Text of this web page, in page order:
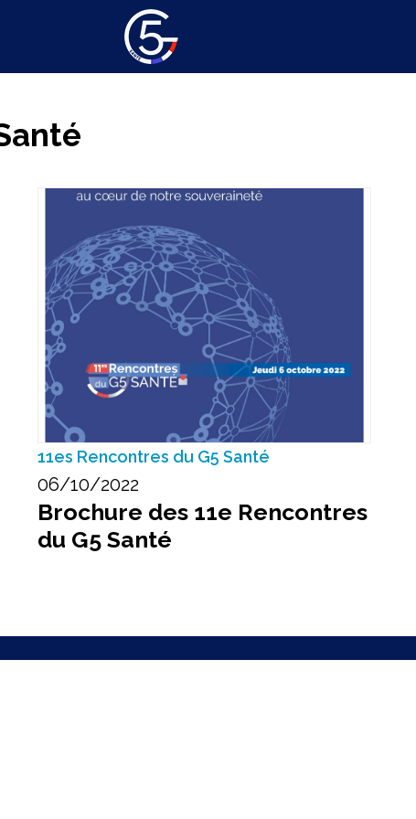
au cœur des priorités du quinquennat
11es Rencontres du G5 Santé
06/10/2022
Brochure des 11e Rencontres
du G5 Santé